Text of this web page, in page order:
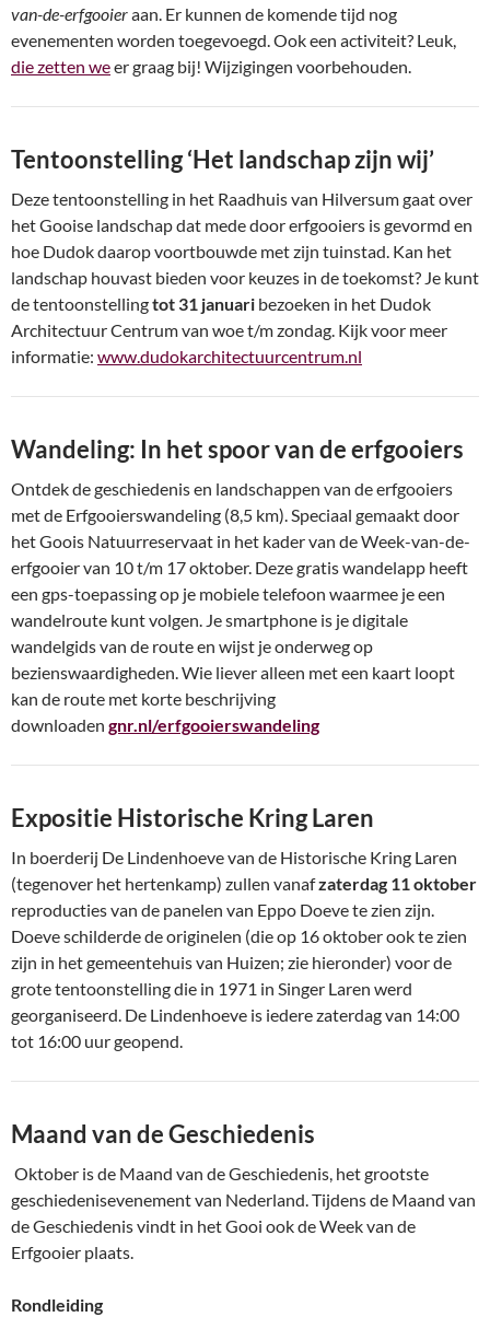
van-de-erfgooieraan. Er kunnen de komende tijd nog
evenementen worden toegevoegd. Ook een activiteit? Leuk,
die zetten weer graag bij! Wijzigingen voorbehouden.
Tentoonstelling ‘Het landschap zijn wij’
Deze tentoonstelling in het Raadhuis van Hilversum gaat over
het Gooise landschap dat mede door erfgooiers is gevormd en
hoe Dudok daarop voortbouwde met zijn tuinstad. Kan het
landschap houvast bieden voor keuzes in de toekomst? Je kunt
de tentoonstellingtot 31 januari bezoeken in het Dudok
Architectuur Centrum van woe t/m zondag. Kijk voor meer
informatie: www.dudokarchitectuurcentrum.nl
Wandeling: In het spoor van de erfgooiers
Ontdek de geschiedenis en landschappen van de erfgooiers
met de Erfgooierswandeling (8,5 km). Speciaal gemaakt door
het Goois Natuurreservaat in het kader van de Week-van-de-
erfgooier van 10 t/m 17 oktober. Deze gratis wandelapp heeft
een gps-toepassing op je mobiele telefoon waarmee je een
wandelroute kunt volgen. Je smartphone is je digitale
wandelgids van de route en wijst je onderweg op
bezienswaardigheden. Wie liever alleen met een kaart loopt
kan de route met korte beschrijving
downloaden gnr.nl/erfgooierswandeling
Expositie Historische Kring Laren
In boerderij De Lindenhoeve van de Historische Kring Laren
(tegenover het hertenkamp) zullen vanafzaterdag 11 oktober
reproducties van de panelen van Eppo Doeve te zien zijn.
Doeve schilderde de originelen (die op 16 oktober ook te zien
zijn in het gemeentehuis van Huizen; zie hieronder) voor de
grote tentoonstelling die in 1971 in Singer Laren werd
georganiseerd. De Lindenhoeve is iedere zaterdag van 14:00
tot 16:00 uur geopend.
Maand van de Geschiedenis
Oktober is de Maand van de Geschiedenis, het grootste
geschiedenisevenement van Nederland. Tijdens de Maand van
de Geschiedenis vindt in het Gooi ook de Week van de
Erfgooier plaats.
Rondleiding